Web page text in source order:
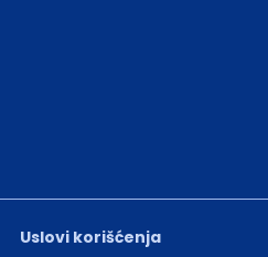
Uslovi korišćenja